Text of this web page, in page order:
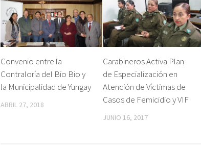
Convenio entre la
Contraloría del Bio Bio y
la Municipalidad de Yungay
ABRIL 27, 2018
Carabineros Activa Plan
de Especialización en
Atención de Víctimas de
Casos de Femicidio y VIF
JUNIO 16, 2017